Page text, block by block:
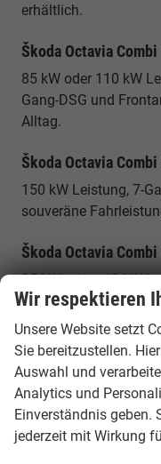
erhältlich.
Škoda Octavia
85 kW oder 110 kW
Gang-DSG und
Alltag.
Škoda Octavia
150 kW Leistung, 7-
souveräne
Škoda Octavia Combi
85 kW oder 110 kW
Effizienz für
Škoda Octavia Combi
195 kW Leistung, 7-
Abstimmung für
Warum ein
Wir respektieren
Unsere Website setzt
Sie bereitzustellen.
Auswahl und
Analytics und
Einverständnis geben.
jederzeit mit Wirkung